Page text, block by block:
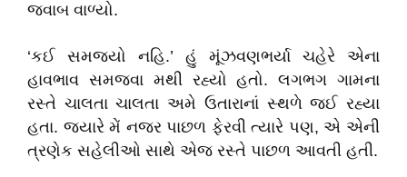
જવાબ વાળ્યો.
‘કઈ સમજ્યો નહિ.’ હું મૂંઝવણભર્યા ચહેરે એના
હાવભાવ સમજવા મથી રહ્યો હતો. લગભગ ગામના
રસ્તે ચાલતા ચાલતા અમે ઉતારાનાં સ્થળે જઈ રહ્યા
હતા. જ્યારે મેં નજર પાછળ ફેરવી ત્યારે પણ, એ એની
ત્રણેક સહેલીઓ સાથે એજ રસ્તે પાછળ આવતી હતી.